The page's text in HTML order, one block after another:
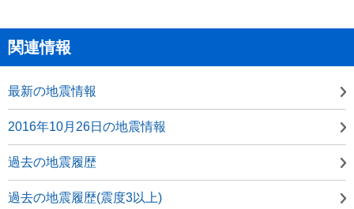
関連情報
最新の地震情報
2016年10月26日の地震情報
過去の地震履歴
過去の地震履歴(震度3以上)